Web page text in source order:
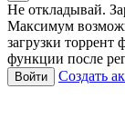
Не откладывай.
Максимум
загрузки торрент
функции после
Войти Создать